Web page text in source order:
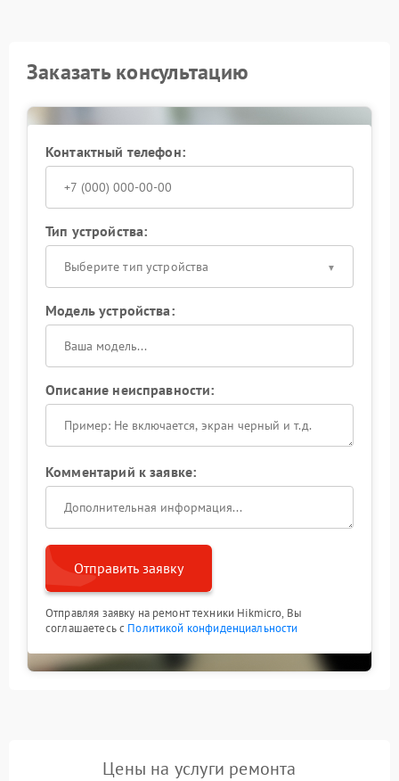
Заказать консультацию
Контактный телефон:
Тип устройства:
Выберите тип устройства
Модель устройства:
Описание неисправности:
Комментарий к заявке:
Отправить заявку
Отправляя заявку на ремонт техники Hikmicro, Вы
соглашаетесь с Политикой конфиденциальности
Цены на услуги ремонта